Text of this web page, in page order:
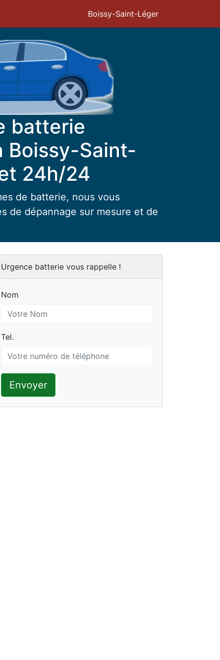
Boissy-Saint-Léger
batterie
Boissy-Saint-
24h/24
de batterie, nous vous
de dépannage sur mesure et de
Urgence batterie vous rappelle !
Nom
Nom
Tel.
Tel.
Envoyer